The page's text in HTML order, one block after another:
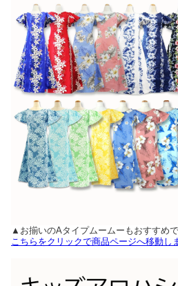
▲お揃いのAタイプムームーもおすすめ
こちらをクリックで商品ページへ移動し